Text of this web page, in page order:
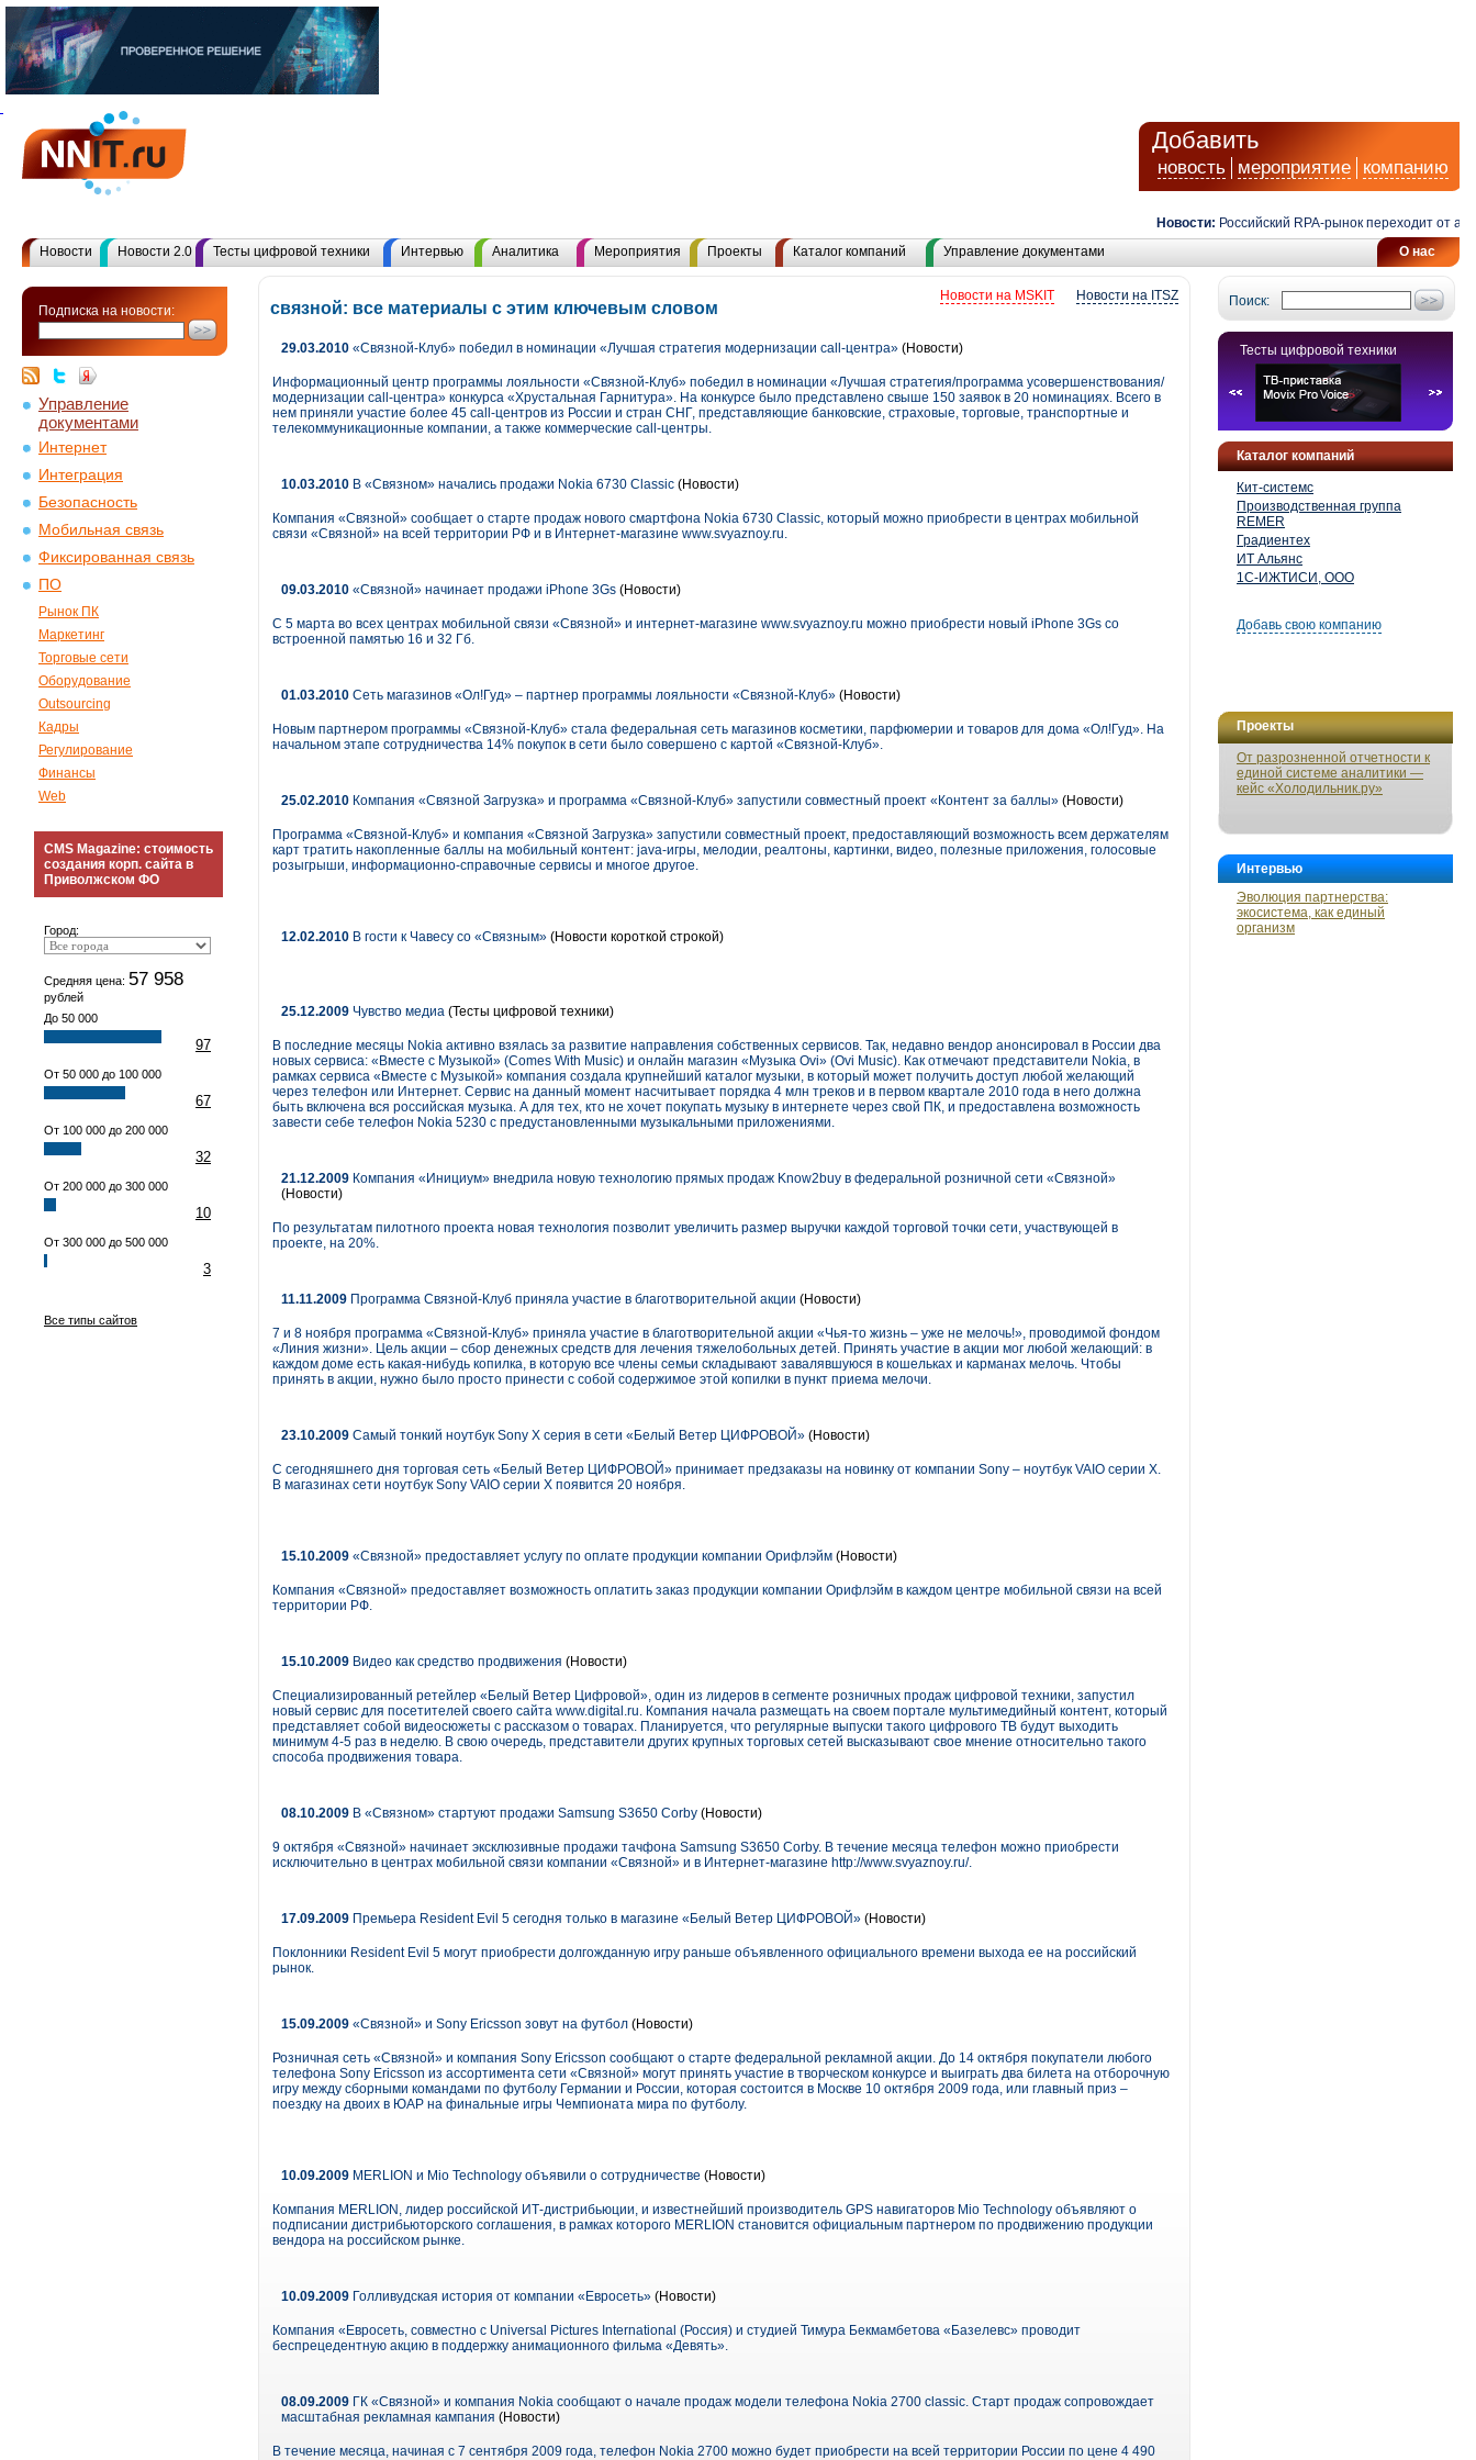
Добавить
новость мероприятие компанию
Новости: Российский RPA-рынок переходит от
О нас
Новости Новости 2.0 Тесты цифровой техники Интервью Аналитика Мероприятия Проекты Каталог компаний Управление документами
Подписка на новости:
Управление
документами
Интернет
Интеграция
Безопасность
Мобильная связь
Фиксированная связь
ПО
Рынок ПК
Маркетинг
Торговые сети
Оборудование
Outsourcing
Кадры
Регулирование
Финансы
Web
CMS Magazine: стоимость
создания корп. сайта в
Приволжском ФО
Город:
Средняя цена: 57 958
рублей
До 50 000
97
От 50 000 до 100 000
67
От 100 000 до 200 000
32
От 200 000 до 300 000
10
От 300 000 до 500 000
3
Все типы сайтов
Поиск:
Тесты цифровой техники
Каталог компаний
Кит-системс
Производственная группа
REMER
Градиентех
ИТ Альянс
1С-ИЖТИСИ, ООО
Добавь свою компанию
Проекты
От разрозненной отчетности к
единой системе аналитики —
кейс «Холодильник.ру»
Интервью
Эволюция партнерства:
экосистема, как единый
организм
Новости на ITSZ
Новости на MSKIT
связной: все материалы с этим ключевым словом
29.03.2010 «Связной-Клуб» победил в номинации «Лучшая стратегия модернизации call-центра» (Новости)
Информационный центр программы лояльности «Связной-Клуб» победил в номинации «Лучшая стратегия/программа усовершенствования/
модернизации call-центра» конкурса «Хрустальная Гарнитура». На конкурсе было представлено свыше 150 заявок в 20 номинациях. Всего в
нем приняли участие более 45 call-центров из России и стран СНГ, представляющие банковские, страховые, торговые, транспортные и
телекоммуникационные компании, а также коммерческие call-центры.
10.03.2010 В «Связном» начались продажи Nokia 6730 Classic (Новости)
Компания «Связной» сообщает о старте продаж нового смартфона Nokia 6730 Classic, который можно приобрести в центрах мобильной
связи «Связной» на всей территории РФ и в Интернет-магазине www.svyaznoy.ru.
09.03.2010 «Связной» начинает продажи iPhone 3Gs (Новости)
С 5 марта во всех центрах мобильной связи «Связной» и интернет-магазине www.svyaznoy.ru можно приобрести новый iPhone 3Gs со
встроенной памятью 16 и 32 Гб.
01.03.2010 Сеть магазинов «Ол!Гуд» – партнер программы лояльности «Связной-Клуб» (Новости)
Новым партнером программы «Связной-Клуб» стала федеральная сеть магазинов косметики, парфюмерии и товаров для дома «Ол!Гуд». На
начальном этапе сотрудничества 14% покупок в сети было совершено с картой «Связной-Клуб».
25.02.2010 Компания «Связной Загрузка» и программа «Связной-Клуб» запустили совместный проект «Контент за баллы» (Новости)
Программа «Связной-Клуб» и компания «Связной Загрузка» запустили совместный проект, предоставляющий возможность всем держателям
карт тратить накопленные баллы на мобильный контент: java-игры, мелодии, реалтоны, картинки, видео, полезные приложения, голосовые
розыгрыши, информационно-справочные сервисы и многое другое.
12.02.2010 В гости к Чавесу со «Связным» (Новости короткой строкой)
25.12.2009 Чувство медиа (Тесты цифровой техники)
В последние месяцы Nokia активно взялась за развитие направления собственных сервисов. Так, недавно вендор анонсировал в России два
новых сервиса: «Вместе с Музыкой» (Comes With Music) и онлайн магазин «Музыка Ovi» (Ovi Music). Как отмечают представители Nokia, в
рамках сервиса «Вместе с Музыкой» компания создала крупнейший каталог музыки, в который может получить доступ любой желающий
через телефон или Интернет. Сервис на данный момент насчитывает порядка 4 млн треков и в первом квартале 2010 года в него должна
быть включена вся российская музыка. А для тех, кто не хочет покупать музыку в интернете через свой ПК, и предоставлена возможность
завести себе телефон Nokia 5230 с предустановленными музыкальными приложениями.
21.12.2009 Компания «Инициум» внедрила новую технологию прямых продаж Know2buy в федеральной розничной сети «Связной»
(Новости)
По результатам пилотного проекта новая технология позволит увеличить размер выручки каждой торговой точки сети, участвующей в
проекте, на 20%.
11.11.2009 Программа Связной-Клуб приняла участие в благотворительной акции (Новости)
7 и 8 ноября программа «Связной-Клуб» приняла участие в благотворительной акции «Чья-то жизнь – уже не мелочь!», проводимой фондом
«Линия жизни». Цель акции – сбор денежных средств для лечения тяжелобольных детей. Принять участие в акции мог любой желающий: в
каждом доме есть какая-нибудь копилка, в которую все члены семьи складывают завалявшуюся в кошельках и карманах мелочь. Чтобы
принять в акции, нужно было просто принести с собой содержимое этой копилки в пункт приема мелочи.
23.10.2009 Самый тонкий ноутбук Sony X серия в сети «Белый Ветер ЦИФРОВОЙ» (Новости)
С сегодняшнего дня торговая сеть «Белый Ветер ЦИФРОВОЙ» принимает предзаказы на новинку от компании Sony – ноутбук VAIO серии X.
В магазинах сети ноутбук Sony VAIO серии X появится 20 ноября.
15.10.2009 «Связной» предоставляет услугу по оплате продукции компании Орифлэйм (Новости)
Компания «Связной» предоставляет возможность оплатить заказ продукции компании Орифлэйм в каждом центре мобильной связи на всей
территории РФ.
15.10.2009 Видео как средство продвижения (Новости)
Специализированный ретейлер «Белый Ветер Цифровой», один из лидеров в сегменте розничных продаж цифровой техники, запустил
новый сервис для посетителей своего сайта www.digital.ru. Компания начала размещать на своем портале мультимедийный контент, который
представляет собой видеосюжеты с рассказом о товарах. Планируется, что регулярные выпуски такого цифрового ТВ будут выходить
минимум 4-5 раз в неделю. В свою очередь, представители других крупных торговых сетей высказывают свое мнение относительно такого
способа продвижения товара.
08.10.2009 В «Связном» стартуют продажи Samsung S3650 Corby (Новости)
9 октября «Связной» начинает эксклюзивные продажи тачфона Samsung S3650 Corby. В течение месяца телефон можно приобрести
исключительно в центрах мобильной связи компании «Связной» и в Интернет-магазине http://www.svyaznoy.ru/.
17.09.2009 Премьера Resident Evil 5 сегодня только в магазине «Белый Ветер ЦИФРОВОЙ» (Новости)
Поклонники Resident Evil 5 могут приобрести долгожданную игру раньше объявленного официального времени выхода ее на российский
рынок.
15.09.2009 «Связной» и Sony Ericsson зовут на футбол (Новости)
Розничная сеть «Связной» и компания Sony Ericsson сообщают о старте федеральной рекламной акции. До 14 октября покупатели любого
телефона Sony Ericsson из ассортимента сети «Связной» могут принять участие в творческом конкурсе и выиграть два билета на отборочную
игру между сборными командами по футболу Германии и России, которая состоится в Москве 10 октября 2009 года, или главный приз –
поездку на двоих в ЮАР на финальные игры Чемпионата мира по футболу.
10.09.2009 MERLION и Mio Technology объявили о сотрудничестве (Новости)
Компания MERLION, лидер российской ИТ-дистрибьюции, и известнейший производитель GPS навигаторов Mio Technology объявляют о
подписании дистрибьюторского соглашения, в рамках которого MERLION становится официальным партнером по продвижению продукции
вендора на российском рынке.
10.09.2009 Голливудская история от компании «Евросеть» (Новости)
Компания «Евросеть, совместно с Universal Pictures International (Россия) и студией Тимура Бекмамбетова «Базелевс» проводит
беспрецедентную акцию в поддержку анимационного фильма «Девять».
08.09.2009 ГК «Связной» и компания Nokia сообщают о начале продаж модели телефона Nokia 2700 classic. Старт продаж сопровождает
масштабная рекламная кампания (Новости)
В течение месяца, начиная с 7 сентября 2009 года, телефон Nokia 2700 можно будет приобрести на всей территории России по цене 4 490